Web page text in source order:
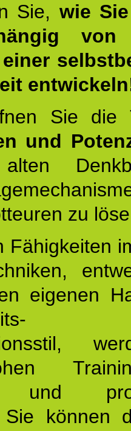
Sie, wie
von
Sie
und
zu
Fähigkeiten
eigenen
und
Sie können